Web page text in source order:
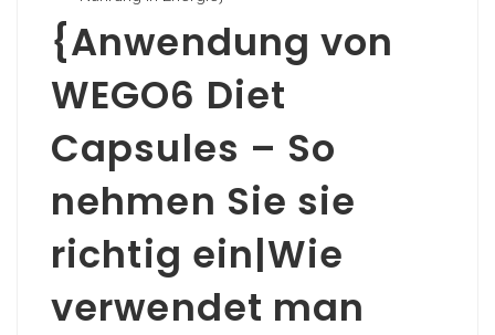
{Anwendung von
WEGO6 Diet
Capsules – So
nehmen Sie sie
richtig ein|Wie
verwendet man